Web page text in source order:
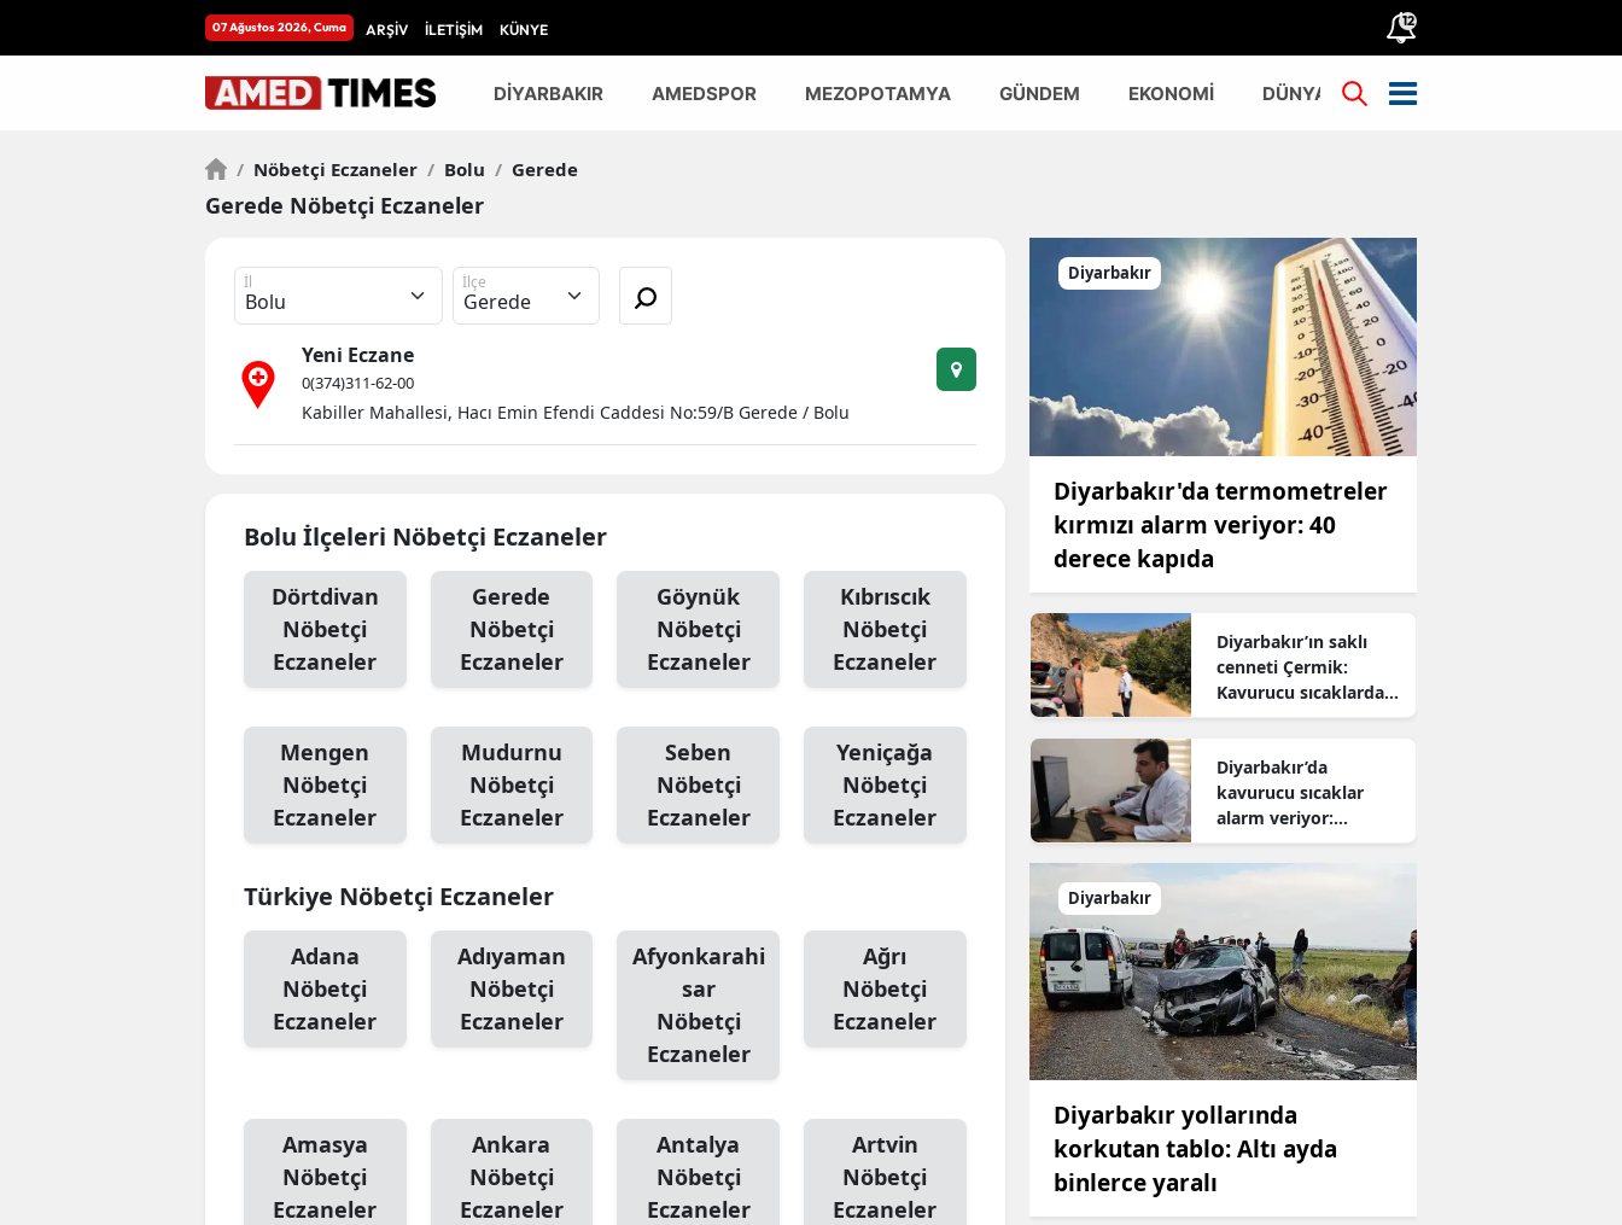
07 Ağustos 2026, Cuma ARŞİV İLETİŞİM KÜNYE 12
DİYARBAKIR AMEDSPOR MEZOPOTAMYA GÜNDEM EKONOMİ DÜNYA TÜRKİYE
/ Nöbetçi Eczaneler / Bolu / Gerede
Gerede Nöbetçi Eczaneler
İl İlçe
Yeni Eczane
0(374)311-62-00
Kabiller Mahallesi, Hacı Emin Efendi Caddesi No:59/B Gerede / Bolu
Bolu İlçeleri Nöbetçi Eczaneler
Dörtdivan
Nöbetçi
Eczaneler
Gerede
Nöbetçi
Eczaneler
Göynük
Nöbetçi
Eczaneler
Kıbrıscık
Nöbetçi
Eczaneler
Mengen
Nöbetçi
Eczaneler
Mudurnu
Nöbetçi
Eczaneler
Seben
Nöbetçi
Eczaneler
Yeniçağa
Nöbetçi
Eczaneler
Türkiye Nöbetçi Eczaneler
Adana
Nöbetçi
Eczaneler
Adıyaman
Nöbetçi
Eczaneler
Afyonkarahi
sar
Nöbetçi
Eczaneler
Ağrı
Nöbetçi
Eczaneler
Amasya
Nöbetçi
Eczaneler
Ankara
Nöbetçi
Eczaneler
Antalya
Nöbetçi
Eczaneler
Artvin
Nöbetçi
Eczaneler
Diyarbakır
Diyarbakır'da termometreler
kırmızı alarm veriyor: 40
derece kapıda
Diyarbakır’ın saklı
cenneti Çermik:
Kavurucu sıcaklardan
kaçanların yeni adresi
Diyarbakır’da
kavurucu sıcaklar
alarm veriyor:
Uzmanından hayati
uyarı
Diyarbakır
Diyarbakır yollarında
korkutan tablo: Altı ayda
binlerce yaralı